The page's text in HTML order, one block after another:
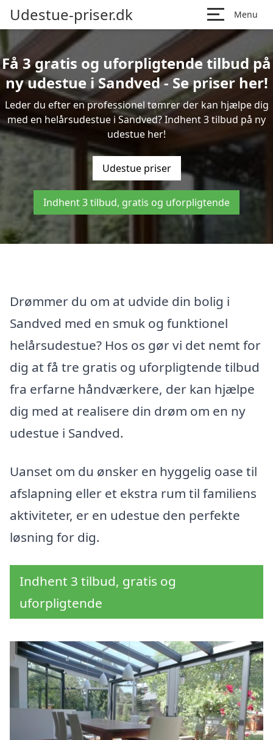
Udestue-priser.dk Menu
Få 3 gratis og uforpligtende tilbud på
ny udestue i Sandved - Se priser her!
Leder du efter en professionel tømrer der kan hjælpe dig
med en helårsudestue i Sandved? Indhent 3 tilbud på ny
udestue her!
Udestue priser
Indhent 3 tilbud, gratis og uforpligtende
Drømmer du om at udvide din bolig i
Sandved med en smuk og funktionel
helårsudestue? Hos os gør vi det nemt for
dig at få tre gratis og uforpligtende tilbud
fra erfarne håndværkere, der kan hjælpe
dig med at realisere din drøm om en ny
udestue i Sandved.
Uanset om du ønsker en hyggelig oase til
afslapning eller et ekstra rum til familiens
aktiviteter, er en udestue den perfekte
løsning for dig.
Indhent 3 tilbud, gratis og
uforpligtende